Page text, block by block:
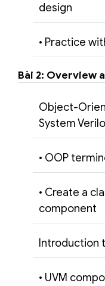
design
• Practice
Bài 2: Overview
Object-
System
• OOP
• Create a
component
Introduction
• UVM